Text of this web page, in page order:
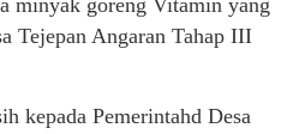
minyak goreng Vitamin yang
Tejepan Angaran Tahap III
kepada Pemerintahd Desa